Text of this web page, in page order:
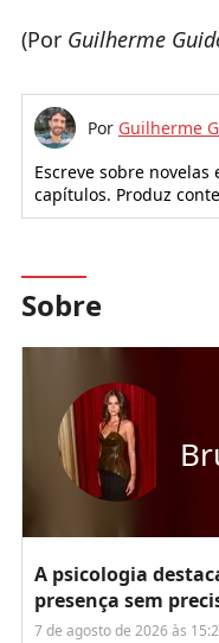
(Por Guilherme
Por Guilherme
Escreve sobre
capítulos. Produz
Sobre
A psicologia
presença sem
7 de agosto de 2026 às